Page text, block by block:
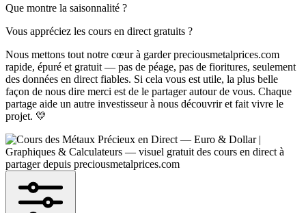
Que montre la saisonnalité ?
Vous appréciez les cours en direct gratuits ?
Nous mettons tout notre cœur à garder preciousmetalprices.com
rapide, épuré et gratuit — pas de péage, pas de fioritures, seulement
des données en direct fiables. Si cela vous est utile, la plus belle
façon de nous dire merci est de le partager autour de vous. Chaque
partage aide un autre investisseur à nous découvrir et fait vivre le
projet. 💛